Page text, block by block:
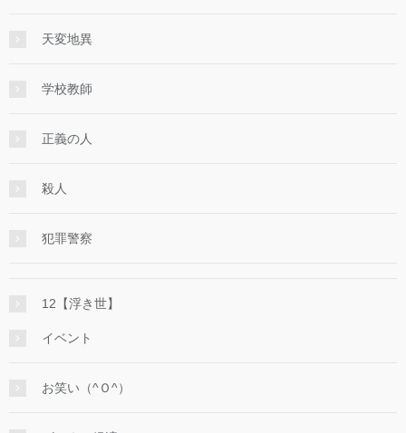
天変地異
学校教師
正義の人
殺人
犯罪警察
12【浮き世】
イベント
お笑い（^Ｏ^）